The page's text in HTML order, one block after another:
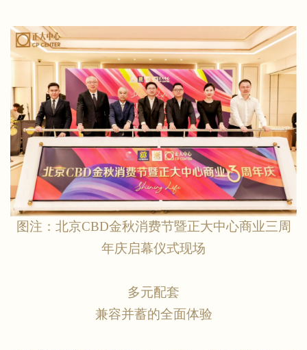
图注：北京CBD金秋消费节暨正大中心商业三周
年庆启幕仪式现场
多元配套
兼容并蓄的全面体验